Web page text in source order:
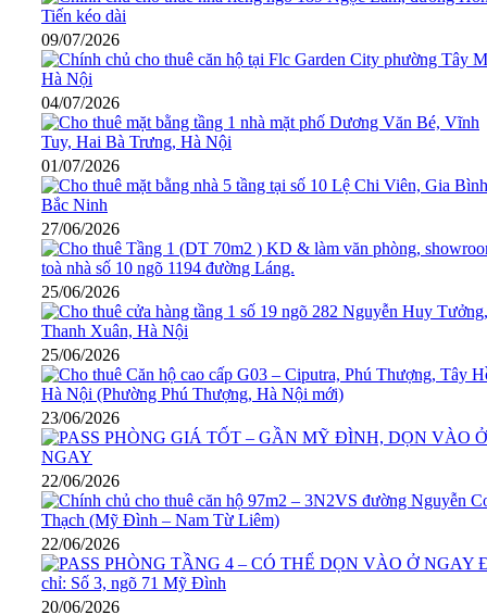
09/07/2026
04/07/2026
01/07/2026
27/06/2026
25/06/2026
25/06/2026
23/06/2026
22/06/2026
22/06/2026
20/06/2026